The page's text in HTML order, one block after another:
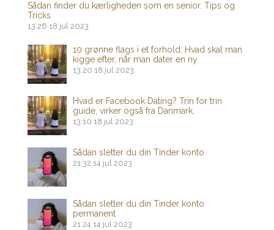
Sådan finder du kærligheden som en senior. Tips og
Tricks
13:26 18 jul 2023
10 grønne flags i et forhold: Hvad skal man
kigge efter, når man dater en ny
13:20 18 jul 2023
Hvad er Facebook Dating? Trin for trin
guide, virker også fra Danmark.
13:10 18 jul 2023
Sådan sletter du din Tinder konto
21:32 14 jul 2023
Sådan sletter du din Tinder konto
permanent
21:24 14 jul 2023